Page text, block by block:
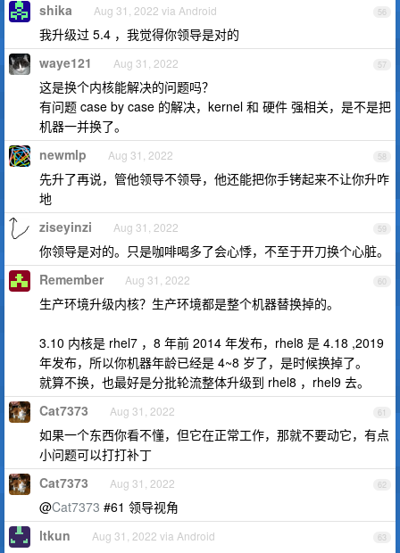
56
shika Aug 31, 2022 via Android
我升级过 5.4 ，我觉得你领导是对的
57
waye121 Aug 31, 2022
这是换个内核能解决的问题吗？
有问题 case by case 的解决，kernel 和 硬件 强相关，是不是把
机器一并换了。
58
newmlp Aug 31, 2022
先升了再说，管他领导不领导，他还能把你手铐起来不让你升咋
地
59
ziseyinzi Aug 31, 2022
你领导是对的。只是咖啡喝多了会心悸，不至于开刀换个心脏。
60
Remember Aug 31, 2022
生产环境升级内核？生产环境都是整个机器替换掉的。
3.10 内核是 rhel7 ，8 年前 2014 年发布，rhel8 是 4.18 ,2019
年发布，所以你机器年龄已经是 4~8 岁了，是时候换掉了。
就算不换，也最好是分批轮流整体升级到 rhel8 ，rhel9 去。
61
Cat7373 Aug 31, 2022
如果一个东西你看不懂，但它在正常工作，那就不要动它，有点
小问题可以打打补丁
62
Cat7373 Aug 31, 2022
@Cat7373 #61 领导视角
63
ltkun Aug 31, 2022 via Android